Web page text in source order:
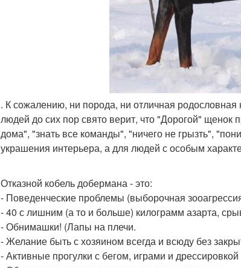
. К сожалению, ни порода, ни отличная
людей до сих пор свято верит, что "Дорогой" щенок
дома", "знать все команды", "ничего не грызть",
украшения интерьера, а для людей с особым
Отказной кобель добермана - это:
- Поведенческие проблемы (выборочная
- 40 с лишним (а то и больше) килограмм азарта,
- Обнимашки! (Лапы на плечи.
- Желание быть с хозяином всегда и всюду без
- Активные прогулки с бегом, играми и